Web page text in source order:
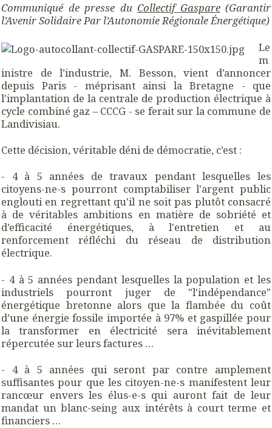
Communiqué de presse du Collectif Gaspare(Garantir
l’Avenir Solidaire Par l’Autonomie Régionale Énergétique)
Le
m
inistre de l’industrie, M. Besson, vient d’annoncer
depuis Paris - méprisant ainsi la Bretagne - que
l'implantation de la centrale de production électrique à
cycle combiné gaz – CCCG - se ferait sur la commune de
Landivisiau.
Cette décision, véritable déni de démocratie, c’est :
- 4 à 5 années de travaux pendant lesquelles les
citoyens-ne-s pourront comptabiliser l'argent public
englouti en regrettant qu'il ne soit pas plutôt consacré
à de véritables ambitions en matière de sobriété et
d’efficacité énergétiques, à l'entretien et au
renforcement réfléchi du réseau de distribution
électrique.
- 4 à 5 années pendant lesquelles la population et les
industriels pourront juger de "l'indépendance"
énergétique bretonne alors que la flambée du coût
d’une énergie fossile importée à 97% et gaspillée pour
la transformer en électricité sera inévitablement
répercutée sur leurs factures …
- 4 à 5 années qui seront par contre amplement
suffisantes pour que les citoyen-ne-s manifestent leur
rancœur envers les élus-e-s qui auront fait de leur
mandat un blanc-seing aux intérêts à court terme et
financiers …